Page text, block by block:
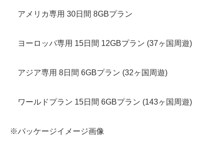
アメリカ専用 30日間 8GBプラン
ヨーロッパ専用 15日間 12GBプラン (37ヶ国周遊)
アジア専用 8日間 6GBプラン (32ヶ国周遊)
ワールドプラン 15日間 6GBプラン (143ヶ国周遊)
※パッケージイメージ画像